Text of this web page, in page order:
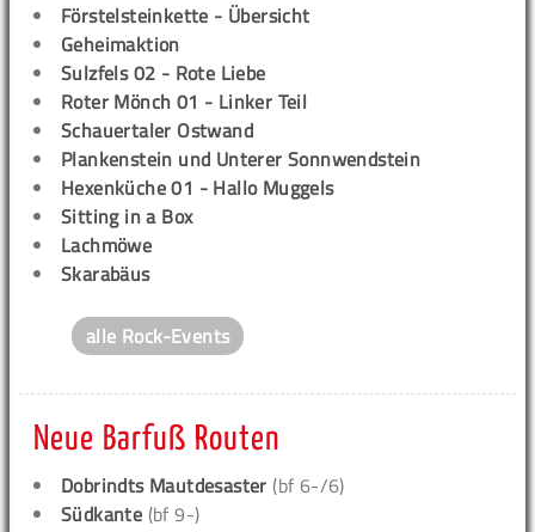
Förstelsteinkette - Übersicht
Geheimaktion
Sulzfels 02 - Rote Liebe
Roter Mönch 01 - Linker Teil
Schauertaler Ostwand
Plankenstein und Unterer Sonnwendstein
Hexenküche 01 - Hallo Muggels
Sitting in a Box
Lachmöwe
Skarabäus
alle Rock-Events
Neue Barfuß Routen
Dobrindts Mautdesaster (bf 6-/6)
Südkante (bf 9-)